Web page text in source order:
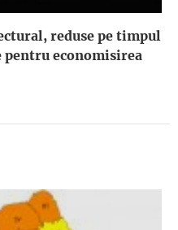
reduse pe timpul
economisirea